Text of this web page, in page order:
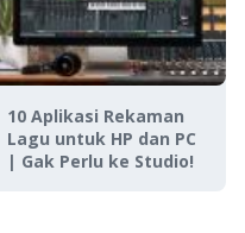
10 Aplikasi Rekaman
Lagu untuk HP dan PC
| Gak Perlu ke Studio!